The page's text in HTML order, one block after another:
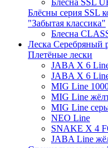
Блесна SSL
Блёсны серия SSL
"Забытая классика"
Блесна
Леска Серебряный
Плетёные лески
JABA X 6
JABA X 6
MIG Line
MIG Line
MIG Line
NEO Line
SNAKE X 4
JABA Line